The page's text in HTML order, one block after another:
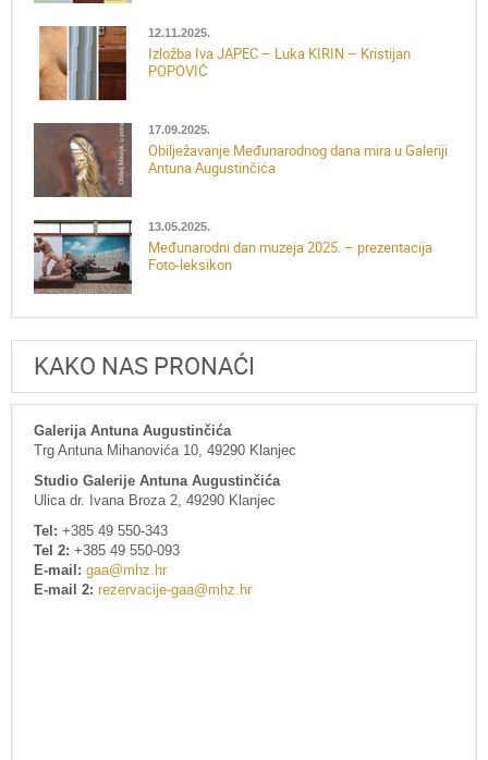
12.11.2025.
Izložba Iva JAPEC – Luka KIRIN – Kristijan
POPOVIĆ
17.09.2025.
Obilježavanje Međunarodnog dana mira u Galeriji
Antuna Augustinčića
13.05.2025.
Međunarodni dan muzeja 2025. – prezentacija
Foto-leksikon
KAKO NAS PRONAĆI
Galerija Antuna Augustinčića
Trg Antuna Mihanovića 10, 49290 Klanjec
Studio Galerije Antuna Augustinčića
Ulica dr. Ivana Broza 2, 49290 Klanjec
Tel: +385 49 550-343
Tel 2: +385 49 550-093
E-mail: gaa@mhz.hr
E-mail 2: rezervacije-gaa@mhz.hr